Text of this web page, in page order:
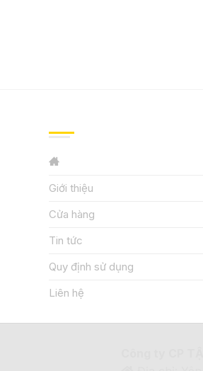
Giới thiệu
Cửa hàng
Tin tức
Quy định sử dụng
Liên hệ